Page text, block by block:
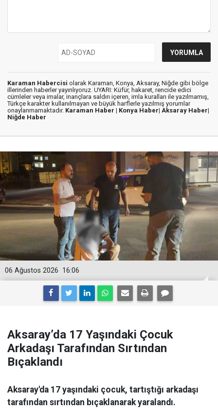
Karaman Habercisi olarak Karaman, Konya, Aksaray, Niğde gibi bölge
illerinden haberler yayınlıyoruz. UYARI: Küfür, hakaret, rencide edici
cümleler veya imalar, inançlara saldırı içeren, imla kuralları ile yazılmamış,
Türkçe karakter kullanılmayan ve büyük harflerle yazılmış yorumlar
onaylanmamaktadır. Karaman Haber | Konya Haber| Aksaray Haber|
Niğde Haber
16:06
06 Ağustos 2026
Aksaray’da 17 Yaşındaki Çocuk
Arkadaşı Tarafından Sırtından
Bıçaklandı
Aksaray'da 17 yaşındaki çocuk, tartıştığı arkadaşı
tarafından sırtından bıçaklanarak yaralandı.